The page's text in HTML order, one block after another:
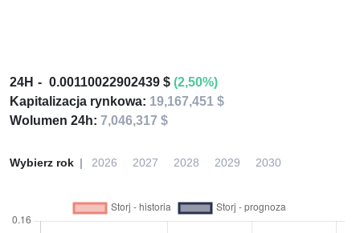
24H 0.00110022902439 $ (2,50%)
Kapitalizacja rynkowa: 19,167,451 $
Wolumen 24h: 7,046,317 $
Wybierz rok 2026 2027 2028 2029 2030